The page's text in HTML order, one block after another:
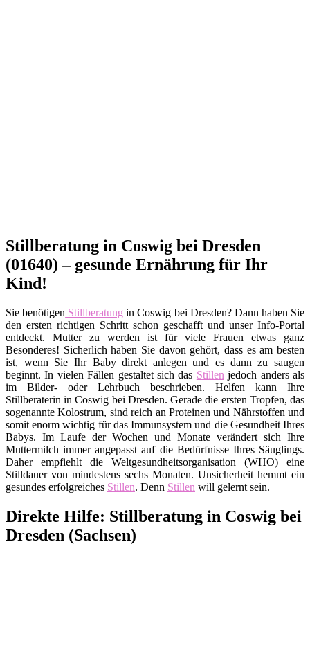
Stillberatung in Coswig bei Dresden
(01640) – gesunde Ernährung für Ihr
Kind!
Sie benötigen Stillberatung in Coswig bei Dresden? Dann haben Sie
den ersten richtigen Schritt schon geschafft und unser Info-Portal
entdeckt. Mutter zu werden ist für viele Frauen etwas ganz
Besonderes! Sicherlich haben Sie davon gehört, dass es am besten
ist, wenn Sie Ihr Baby direkt anlegen und es dann zu saugen
beginnt. In vielen Fällen gestaltet sich das Stillen jedoch anders als
im Bilder- oder Lehrbuch beschrieben. Helfen kann Ihre
Stillberaterin in Coswig bei Dresden. Gerade die ersten Tropfen, das
sogenannte Kolostrum, sind reich an Proteinen und Nährstoffen und
somit enorm wichtig für das Immunsystem und die Gesundheit Ihres
Babys. Im Laufe der Wochen und Monate verändert sich Ihre
Muttermilch immer angepasst auf die Bedürfnisse Ihres Säuglings.
Daher empfiehlt die Weltgesundheitsorganisation (WHO) eine
Stilldauer von mindestens sechs Monaten. Unsicherheit hemmt ein
gesundes erfolgreiches Stillen. Denn Stillen will gelernt sein.
Direkte Hilfe: Stillberatung in Coswig bei
Dresden (Sachsen)